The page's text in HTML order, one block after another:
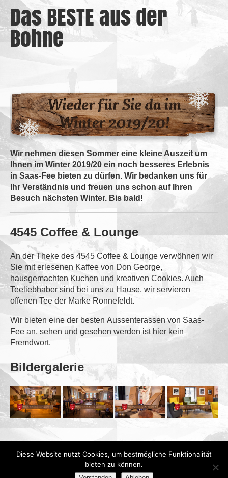
Das BESTE aus der
Bohne
Wir nehmen diesen Sommer eine kleine Auszeit um
Ihnen im Winter 2019/20 ein noch besseres Erlebnis
in Saas-Fee bieten zu dürfen. Wir bedanken uns für
Ihr Verständnis und freuen uns schon auf Ihren
Besuch nächsten Winter. Bis bald!
4545 Coffee & Lounge
An der Theke des 4545 Coffee & Lounge verwöhnen wir
Sie mit erlesenen Kaffee von Don George,
hausgemachten Kuchen und kreativen Cookies. Auch
Teeliebhaber sind bei uns zu Hause, wir servieren
offenen Tee der Marke Ronnefeldt.
Wir bieten eine der besten Aussenterassen von Saas-
Fee an, sehen und gesehen werden ist hier kein
Fremdwort.
Bildergalerie
Diese Website nutzt Cookies, um bestmögliche Funktionalität
bieten zu können.